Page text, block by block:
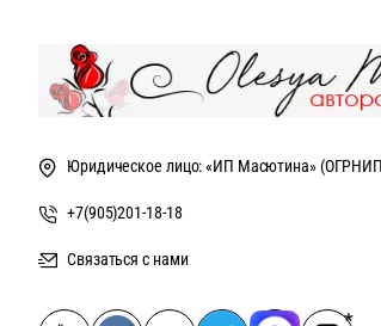
Юридическое лицо: «ИП Масютина»
+7(905)201-18-18
Связаться с нами